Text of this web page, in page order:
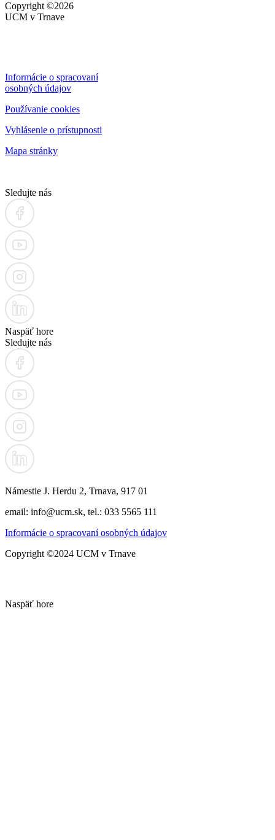
Copyright ©2026
UCM v Trnave
Informácie o spracovaní
osobných údajov
Používanie cookies
Vyhlásenie o prístupnosti
Mapa stránky
Sledujte nás
Naspäť hore
Sledujte nás
Námestie J. Herdu 2, Trnava, 917 01
email: info@ucm.sk, tel.: 033 5565 111
Informácie o spracovaní osobných údajov
Copyright ©2024 UCM v Trnave
Naspäť hore